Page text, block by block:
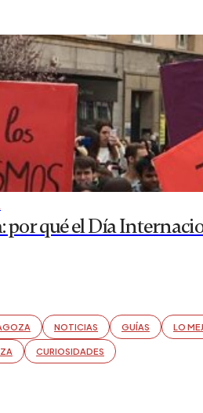
por qué el Día
NOTICIAS GUÍAS LO
CURIOSIDADES